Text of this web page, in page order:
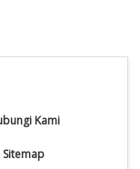
Kami
Sitemap